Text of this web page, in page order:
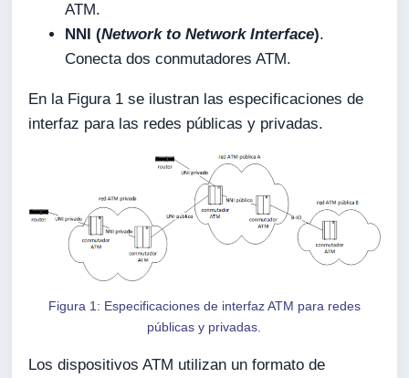
ATM.
NNI (Network to Network Interface).
Conecta dos conmutadores ATM.
En la Figura 1 se ilustran las especificaciones de
interfaz para las redes públicas y privadas.
Figura 1: Especificaciones de interfaz ATM para redes
públicas y privadas.
Los dispositivos ATM utilizan un formato de